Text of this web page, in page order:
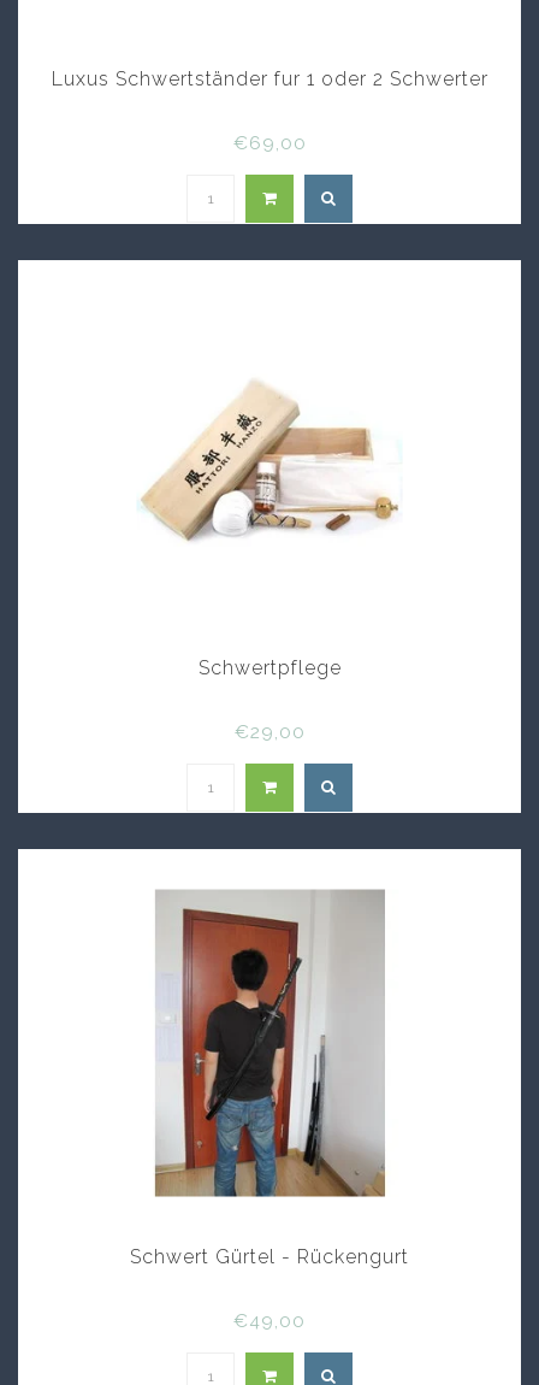
Luxus Schwertständer fur 1 oder 2 Schwerter
€69,00
Schwertpflege
€29,00
Schwert Gürtel - Rückengurt
€49,00